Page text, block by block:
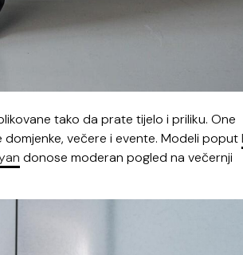
tako da prate tijelo i priliku. One
večere i evente. Modeli poput
donose moderan pogled na večernji